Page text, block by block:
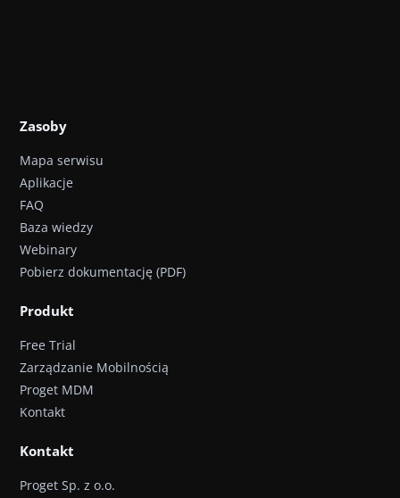
Zasoby
Mapa serwisu
Aplikacje
FAQ
Baza wiedzy
Webinary
Pobierz dokumentację (PDF)
Produkt
Free Trial
Zarządzanie Mobilnością
Proget MDM
Kontakt
Kontakt
Proget Sp. z o.o.